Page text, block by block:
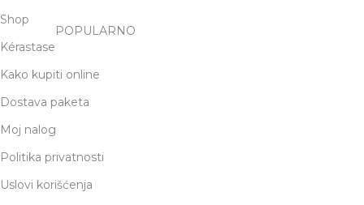
Shop
Kérastase
POPULARNO
Kako kupiti online
Dostava paketa
Moj nalog
Politika privatnosti
Uslovi korišćenja